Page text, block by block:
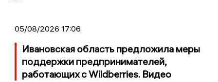
05/08/2026 17:06
Ивановская область предложила меры
поддержки предпринимателей,
работающих с Wildberries. Видео